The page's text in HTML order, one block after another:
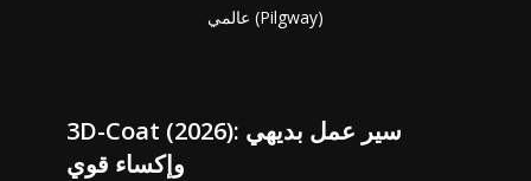
عالمي (Pilgway)
3D-Coat (2026): سير عمل بديهي
وإكساء قوي